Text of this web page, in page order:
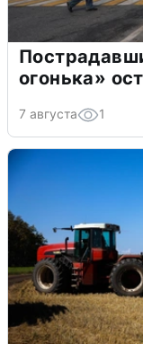
огонька»
7 августа 1